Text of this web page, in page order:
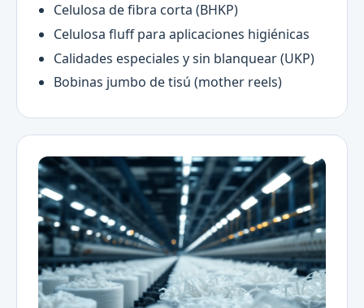
Celulosa de fibra corta (BHKP)
Celulosa fluff para aplicaciones higiénicas
Calidades especiales y sin blanquear (UKP)
Bobinas jumbo de tisú (mother reels)